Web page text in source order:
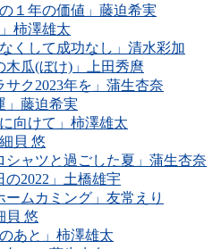
１年の価値」藤迫希実
柿澤雄太
くして成功なし」清水彩加
木瓜(ぼけ)」上田秀麿
サク2023年を」蒲生杏奈
」藤迫希実
向けて」柿澤雄太
貝 悠
シャツと過ごした夏」蒲生杏奈
の2022」土橋雄宇
ームカミング」友常えり
貝 悠
あと」柿澤雄太